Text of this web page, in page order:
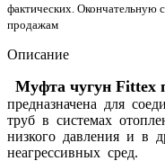
фактических. Окончательную
продажам
Описание
Муфта чугун Fittex
предназначена для
труб в системах
низкого давления и в
неагрессивных сред.